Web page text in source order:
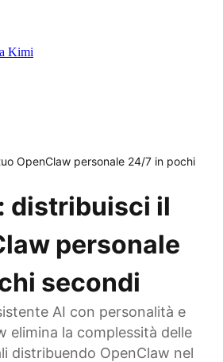
Kimi
OpenClaw personale 24/7 in pochi
distribuisci il
personale
secondi
AI con personalità e
elimina la complessità delle
distribuendo OpenClaw nel